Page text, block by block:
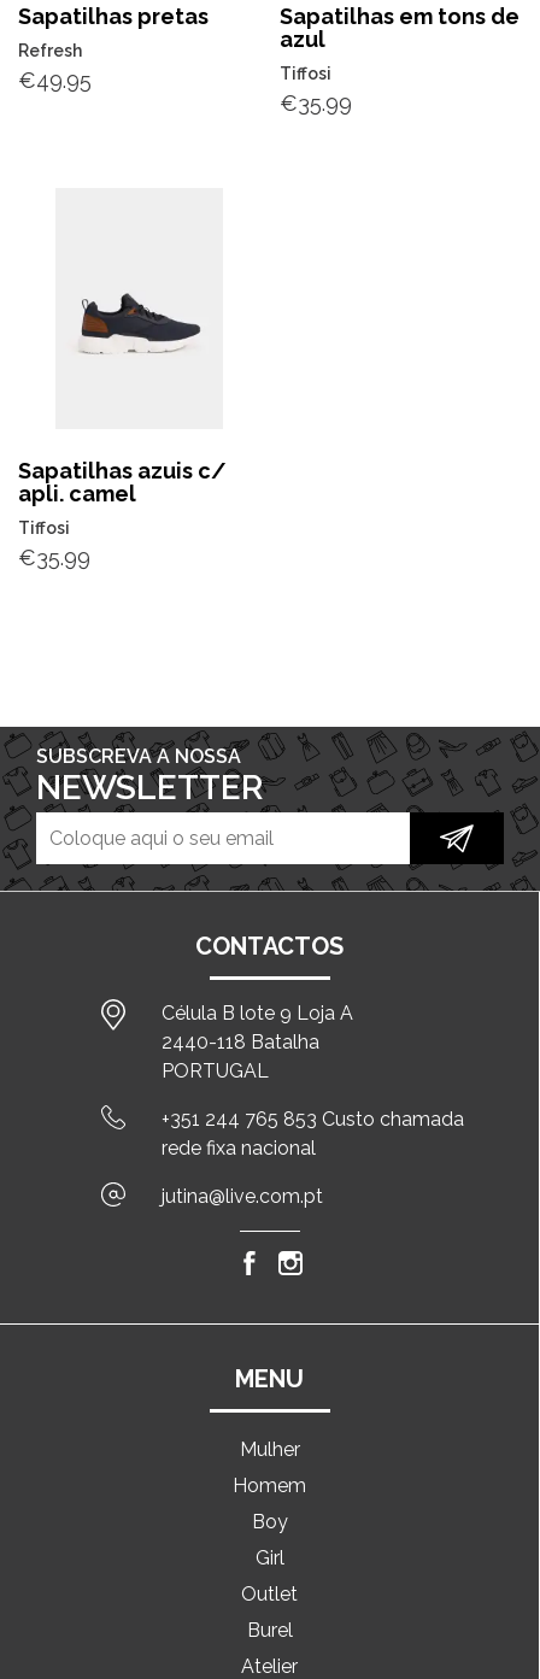
Sapatilhas pretas
Refresh
€49.95
Sapatilhas em tons de
azul
Tiffosi
€35.99
Sapatilhas azuis c/
apli. camel
Tiffosi
€35.99
SUBSCREVA A NOSSA
NEWSLETTER
CONTACTOS
Célula B lote 9 Loja A
2440-118 Batalha
PORTUGAL
+351 244 765 853 Custo chamada
rede fixa nacional
jutina@live.com.pt
MENU
Mulher
Homem
Boy
Girl
Outlet
Burel
Atelier